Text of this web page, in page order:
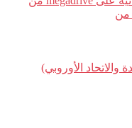
والاتحاد الأوروبي)